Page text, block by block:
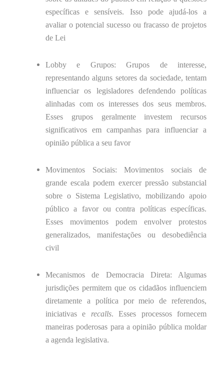
específicas e sensíveis. Isso pode ajudá-los a
avaliar o potencial sucesso ou fracasso de projetos
de Lei
Lobby e Grupos: Grupos de interesse,
representando alguns setores da sociedade, tentam
influenciar os legisladores defendendo políticas
alinhadas com os interesses dos seus membros.
Esses grupos geralmente investem recursos
significativos em campanhas para influenciar a
opinião pública a seu favor
Movimentos Sociais: Movimentos sociais de
grande escala podem exercer pressão substancial
sobre o Sistema Legislativo, mobilizando apoio
público a favor ou contra políticas específicas.
Esses movimentos podem envolver protestos
generalizados, manifestações ou desobediência
civil
Mecanismos de Democracia Direta: Algumas
jurisdições permitem que os cidadãos influenciem
diretamente a política por meio de referendos,
iniciativas e recalls. Esses processos fornecem
maneiras poderosas para a opinião pública moldar
a agenda legislativa.